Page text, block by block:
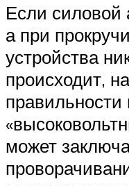
Если силовой
а при
устройства
происходит,
может